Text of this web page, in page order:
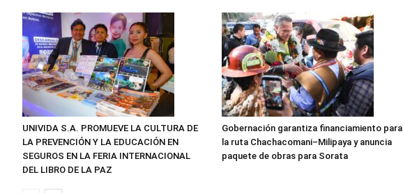
UNIVIDA S.A. PROMUEVE LA CULTURA DE
LA PREVENCIÓN Y LA EDUCACIÓN EN
SEGUROS EN LA FERIA INTERNACIONAL
DEL LIBRO DE LA PAZ
Gobernación garantiza financiamiento para
la ruta Chachacomani–Milipaya y anuncia
paquete de obras para Sorata